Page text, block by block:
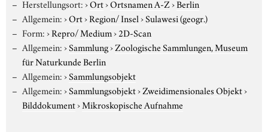
Herstellungsort:›Ort›Ortsnamen A-Z›Berlin
Allgemein:›Ort›Region/ Insel›Sulawesi (geogr.)
Form:›Repro/ Medium›2D-Scan
Allgemein:›Sammlung›Zoologische Sammlungen, Museum
für Naturkunde Berlin
Allgemein:›Sammlungsobjekt
Allgemein:›Sammlungsobjekt›Zweidimensionales Objekt›
Bilddokument›Mikroskopische Aufnahme